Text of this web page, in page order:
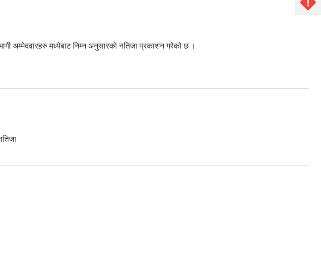
अम्मेदवारहरु मध्येबाट निम्न अनुसारको नतिजा प्रकाशन गरेको छ ।